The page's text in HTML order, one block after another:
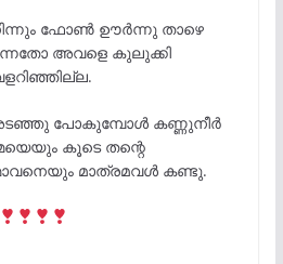
ഫോൺ ഊർന്നു താഴെ
അവളെ കുലുക്കി
പോകുമ്പോൾ കണ്ണുനീർ
കൂടെ തന്റെ
മാത്രമവൾ കണ്ടു.